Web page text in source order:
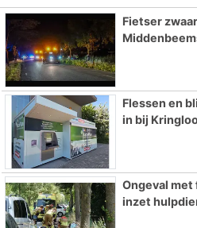
Fietser
Flessen en
in bij
Ongeval
inzet